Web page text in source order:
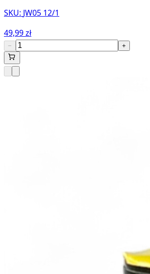
SKU: JW05 12/1
49,99 zł
− +